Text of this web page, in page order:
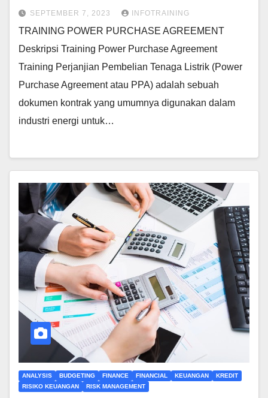
SEPTEMBER 7, 2023 INFOTRAINING
TRAINING POWER PURCHASE AGREEMENT
Deskripsi Training Power Purchase Agreement
Training Perjanjian Pembelian Tenaga Listrik (Power
Purchase Agreement atau PPA) adalah sebuah
dokumen kontrak yang umumnya digunakan dalam
industri energi untuk…
ANALYSIS BUDGETING FINANCE FINANCIAL KEUANGAN
KREDIT
RISIKO KEUANGAN
RISK MANAGEMENT